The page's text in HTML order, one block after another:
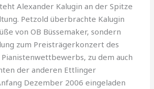
Alexander Kalugin an der Spitze
Petzold überbrachte Kalugin
von OB Büssemaker, sondern
zum Preisträgerkonzert des
zu dem auch
der anderen Ett­linger
Dezember 2006 eingeladen